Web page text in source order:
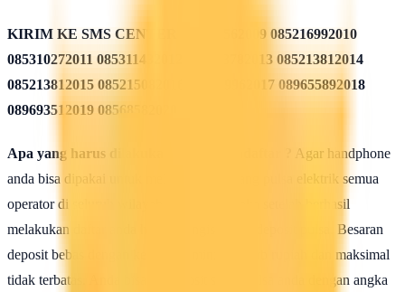
KIRIM KE SMS CENTER
085311562009 085216992010
085310272011 085311432012 085213782013 085213812014
085213812015 085215082016 085819962017 089655892018
089693512019 08568582020
Apa yang harus dilakukan seusai Mendaftar ?
Agar handphone
anda bisa dipakai untuk melakukan isi ulang pulsa elektrik semua
operator di seluruh wilayah Indonesia, maka setelah berhasil
melakukan daftar anda harus mengisi saldo deposit pulsa. Besaran
deposit bebas dengan ketentuan minimal 50rb rupiah dan maksimal
tidak terbatas. Anda bisa isi deposit saldo pulsa anda dengan angka